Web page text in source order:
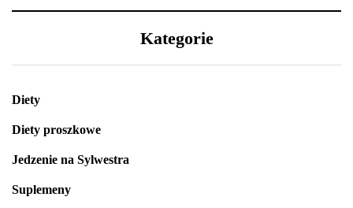
Kategorie
Diety
Diety proszkowe
Jedzenie na Sylwestra
Suplemeny